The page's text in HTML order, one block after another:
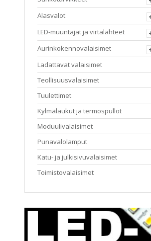
Alasvalot
LED-muuntajat ja virtalähteet
Aurinkokennovalaisimet
Ladattavat valaisimet
Teollisuusvalaisimet
Tuulettimet
Kylmälaukut ja termospullot
Moduulivalaisimet
Punavalolamput
Katu- ja julkisivuvalaisimet
Toimistovalaisimet